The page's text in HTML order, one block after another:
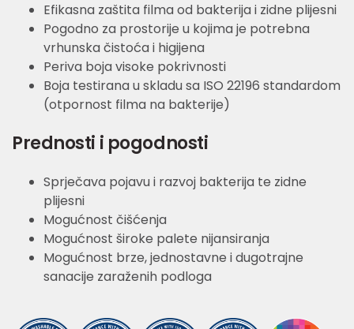
Efikasna zaštita filma od bakterija i zidne plijesni
Pogodno za prostorije u kojima je potrebna
vrhunska čistoća i higijena
Periva boja visoke pokrivnosti
Boja testirana u skladu sa ISO 22196 standardom
(otpornost filma na bakterije)
Prednosti i pogodnosti
Sprječava pojavu i razvoj bakterija te zidne
plijesni
Mogućnost čišćenja
Mogućnost široke palete nijansiranja
Mogućnost brze, jednostavne i dugotrajne
sanacije zaraženih podloga